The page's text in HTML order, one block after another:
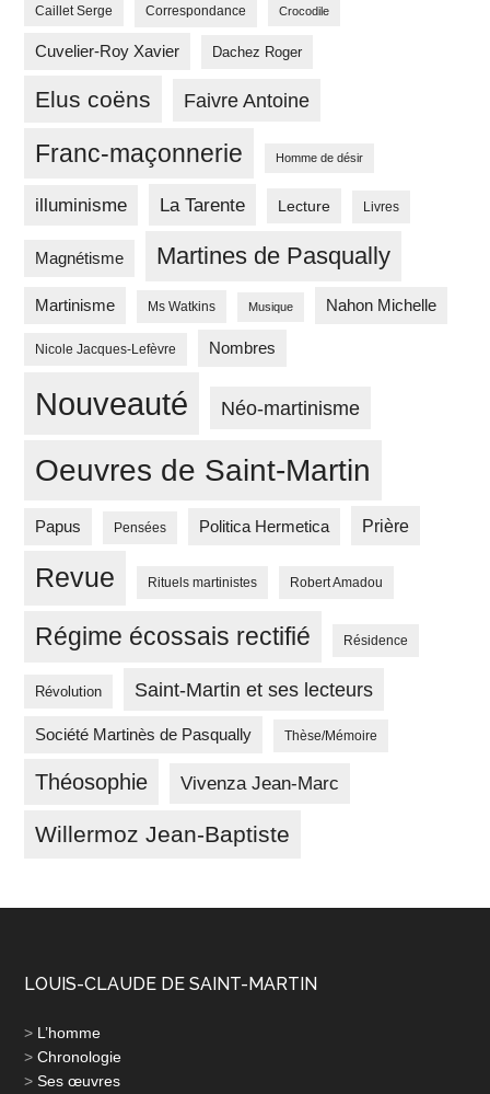
Caillet Serge Correspondance Crocodile
Cuvelier-Roy Xavier Dachez Roger
Elus coëns Faivre Antoine
Franc-maçonnerie Homme de désir
illuminisme La Tarente Lecture Livres
Magnétisme Martines de Pasqually
Martinisme Ms Watkins Musique Nahon Michelle
Nicole Jacques-Lefèvre Nombres
Nouveauté Néo-martinisme
Oeuvres de Saint-Martin
Papus Pensées Politica Hermetica Prière
Revue Rituels martinistes Robert Amadou
Régime écossais rectifié Résidence
Révolution Saint-Martin et ses lecteurs
Société Martinès de Pasqually Thèse/Mémoire
Théosophie Vivenza Jean-Marc
Willermoz Jean-Baptiste
LOUIS-CLAUDE DE SAINT-MARTIN
> L’homme
>Chronologie
>Ses œuvres